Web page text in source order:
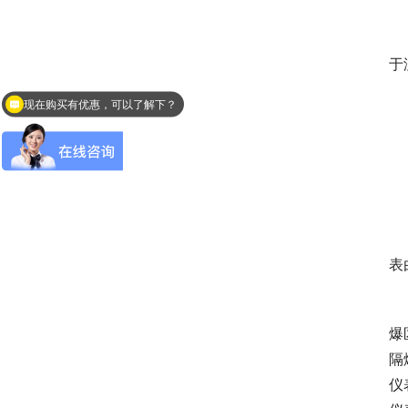
于
表
爆
隔
仪
现在购买有优惠，可以了解下？